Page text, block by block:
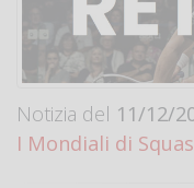
Notizia del 11/12/
I Mondiali di